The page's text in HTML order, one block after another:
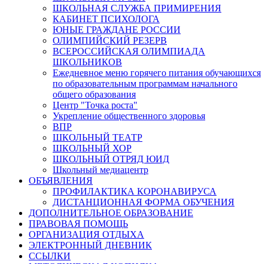
ШКОЛЬНАЯ СЛУЖБА ПРИМИРЕНИЯ
КАБИНЕТ ПСИХОЛОГА
ЮНЫЕ ГРАЖДАНЕ РОССИИ
ОЛИМПИЙСКИЙ РЕЗЕРВ
ВСЕРОССИЙСКАЯ ОЛИМПИАДА
ШКОЛЬНИКОВ
Ежедневное меню горячего питания обучающихся
по образовательным программам начального
общего образования
Центр "Точка роста"
Укрепление общественного здоровья
ВПР
ШКОЛЬНЫЙ ТЕАТР
ШКОЛЬНЫЙ ХОР
ШКОЛЬНЫЙ ОТРЯД ЮИД
Школьный медиацентр
ОБЪЯВЛЕНИЯ
ПРОФИЛАКТИКА КОРОНАВИРУСА
ДИСТАНЦИОННАЯ ФОРМА ОБУЧЕНИЯ
ДОПОЛНИТЕЛЬНОЕ ОБРАЗОВАНИЕ
ПРАВОВАЯ ПОМОЩЬ
ОРГАНИЗАЦИЯ ОТДЫХА
ЭЛЕКТРОННЫЙ ДНЕВНИК
ССЫЛКИ